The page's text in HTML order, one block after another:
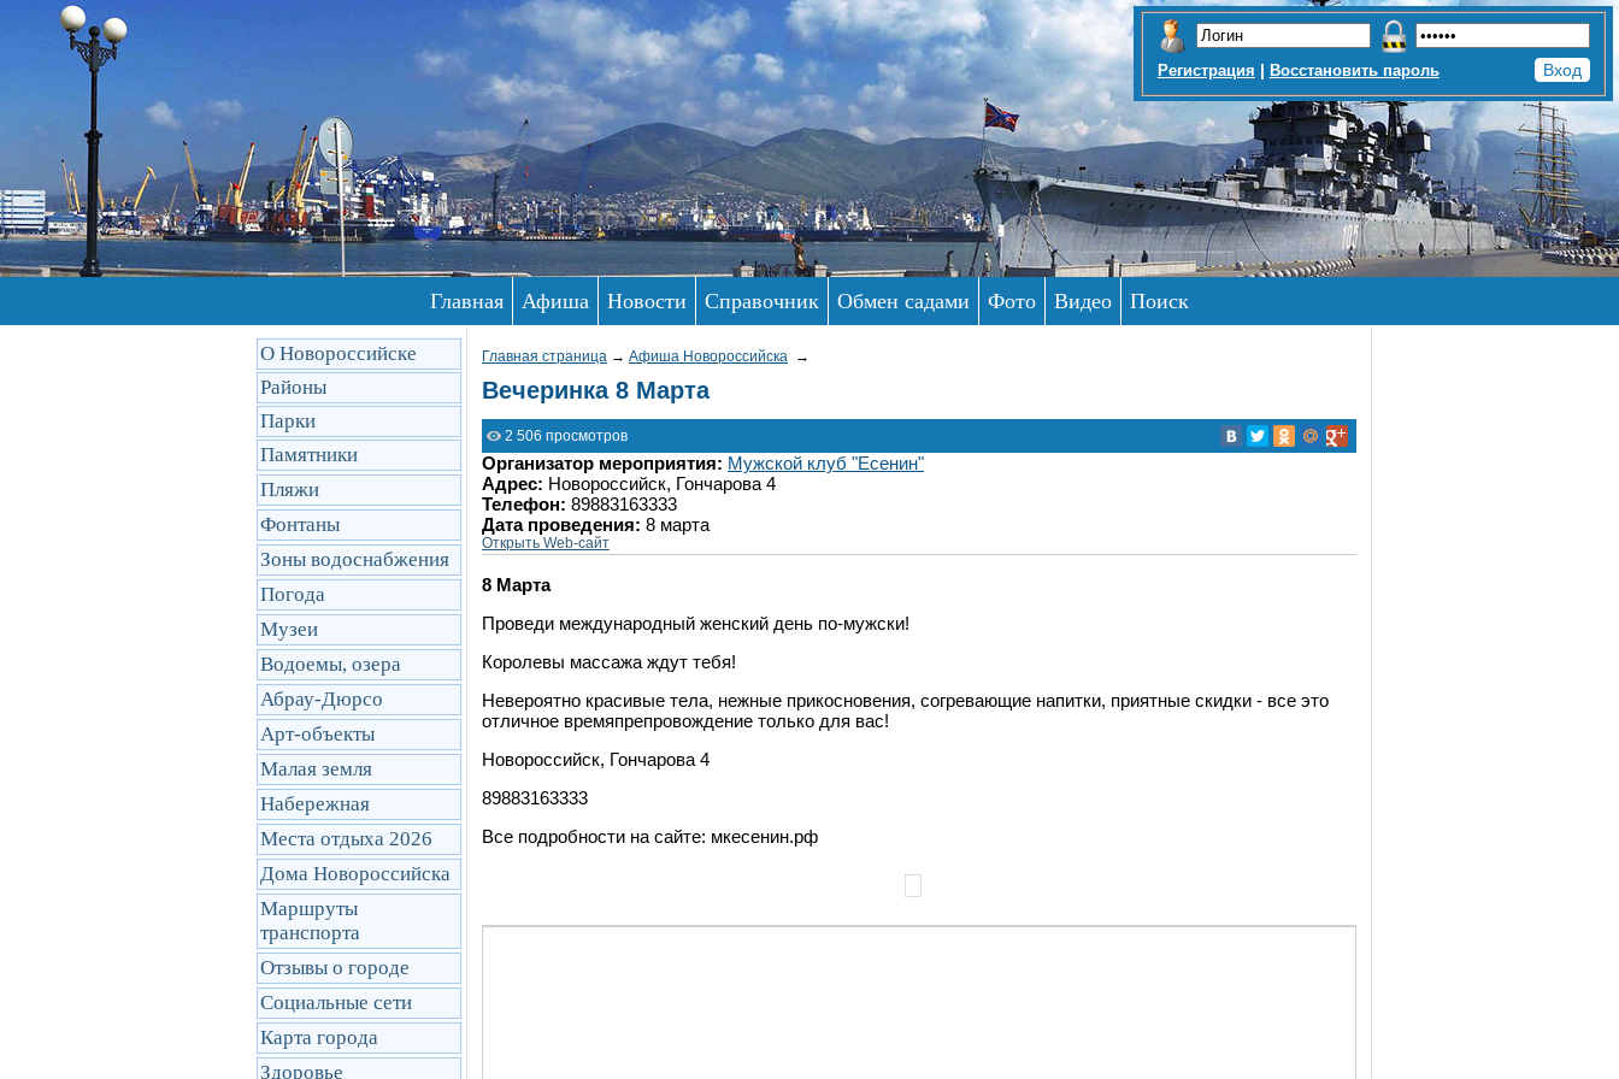
Регистрация | Восстановить пароль
Главная Афиша Новости Справочник Обмен садами Фото Видео Поиск
О Новороссийске
Районы
Парки
Памятники
Пляжи
Фонтаны
Зоны водоснабжения
Погода
Музеи
Водоемы, озера
Абрау-Дюрсо
Арт-объекты
Малая земля
Набережная
Места отдыха 2026
Дома Новороссийска
Маршруты
транcпорта
Отзывы о городе
Социальные сети
Карта города
Здоровье
Главная страница → Афиша Новороссийска →
Вечеринка 8 Марта
2 506 просмотров
Организатор мероприятия: Мужской клуб "Есенин"
Адрес: Новороссийск, Гончарова 4
Телефон: 89883163333
Дата проведения: 8 марта
Открыть Web-сайт
8 Марта
Проведи международный женский день по-мужски!
Королевы массажа ждут тебя!
Невероятно красивые тела, нежные прикосновения, согревающие напитки, приятные скидки - все это
отличное времяпрепровождение только для вас!
Новороссийск, Гончарова 4
89883163333
Все подробности на сайте: мкесенин.рф